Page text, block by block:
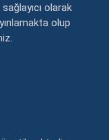
olarak
olup